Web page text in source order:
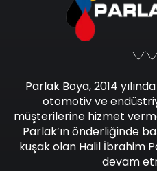
Parlak Boya, 2014
otomotiv ve
müşterilerine hizmet
Parlak’ın önderliğinde
kuşak olan Halil İbrahim
devam